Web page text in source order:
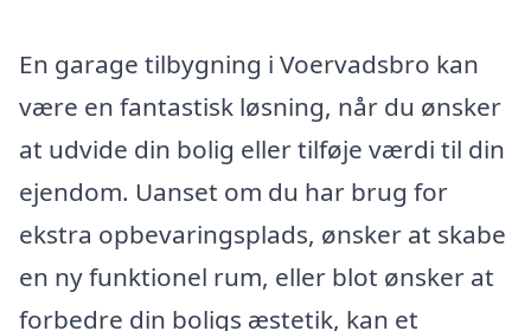
En garage tilbygning i Voervadsbro kan
være en fantastisk løsning, når du ønsker
at udvide din bolig eller tilføje værdi til din
ejendom. Uanset om du har brug for
ekstra opbevaringsplads, ønsker at skabe
en ny funktionel rum, eller blot ønsker at
forbedre din boligs æstetik, kan et